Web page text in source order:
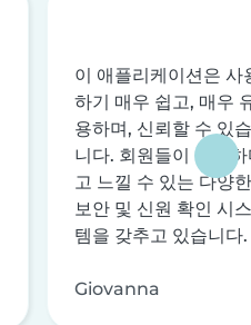
이 애플리케이션은 사
하기 매우 쉽고, 매우
용하며, 신뢰할 수 있습
니다. 회원들이 안전
고 느낄 수 있는 다양한
보안 및 신원 확인 시스
템을 갖추고 있습니다.
Giovanna